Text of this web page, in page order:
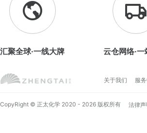
汇聚全球·一线大牌 云仓网络·
关于我们 服
CopyRight © 正太化学 2020 - 2026 版权所有 法律声